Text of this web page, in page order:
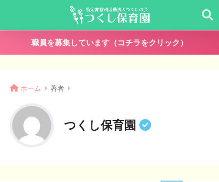
職員を募集しています（コチラをクリック）
ホーム 著者
つくし保育園